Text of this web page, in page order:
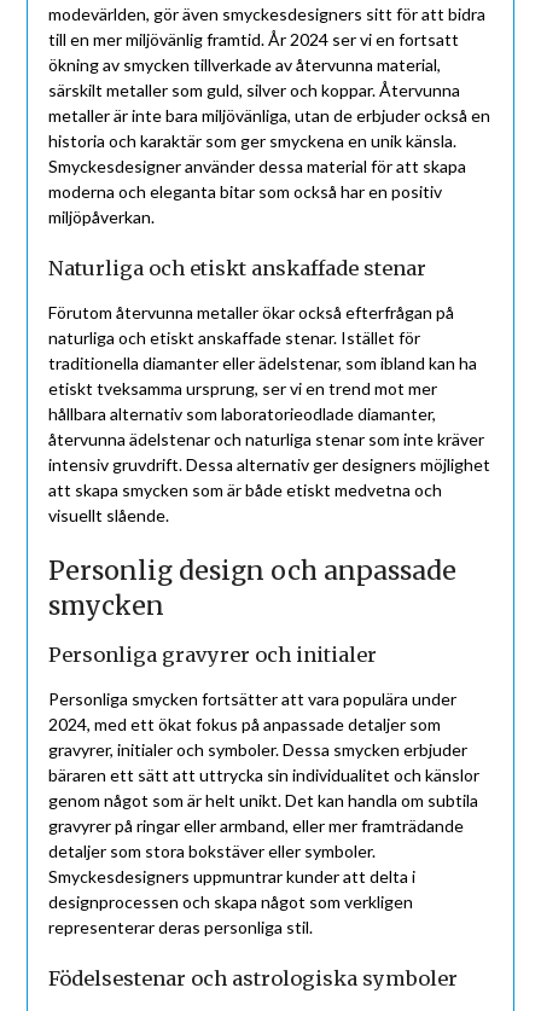
modevärlden, gör även smyckesdesigners sitt för att bidra
till en mer miljövänlig framtid. År 2024 ser vi en fortsatt
ökning av smycken tillverkade av återvunna material,
särskilt metaller som guld, silver och koppar. Återvunna
metaller är inte bara miljövänliga, utan de erbjuder också en
historia och karaktär som ger smyckena en unik känsla.
Smyckesdesigner använder dessa material för att skapa
moderna och eleganta bitar som också har en positiv
miljöpåverkan.
Naturliga och etiskt anskaffade stenar
Förutom återvunna metaller ökar också efterfrågan på
naturliga och etiskt anskaffade stenar. Istället för
traditionella diamanter eller ädelstenar, som ibland kan ha
etiskt tveksamma ursprung, ser vi en trend mot mer
hållbara alternativ som laboratorieodlade diamanter,
återvunna ädelstenar och naturliga stenar som inte kräver
intensiv gruvdrift. Dessa alternativ ger designers möjlighet
att skapa smycken som är både etiskt medvetna och
visuellt slående.
Personlig design och anpassade
smycken
Personliga gravyrer och initialer
Personliga smycken fortsätter att vara populära under
2024, med ett ökat fokus på anpassade detaljer som
gravyrer, initialer och symboler. Dessa smycken erbjuder
bäraren ett sätt att uttrycka sin individualitet och känslor
genom något som är helt unikt. Det kan handla om subtila
gravyrer på ringar eller armband, eller mer framträdande
detaljer som stora bokstäver eller symboler.
Smyckesdesigners uppmuntrar kunder att delta i
designprocessen och skapa något som verkligen
representerar deras personliga stil.
Födelsestenar och astrologiska symboler